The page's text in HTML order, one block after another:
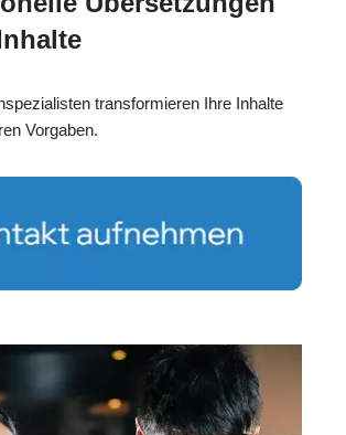
transformieren Ihre Inhalte
Vorgaben.